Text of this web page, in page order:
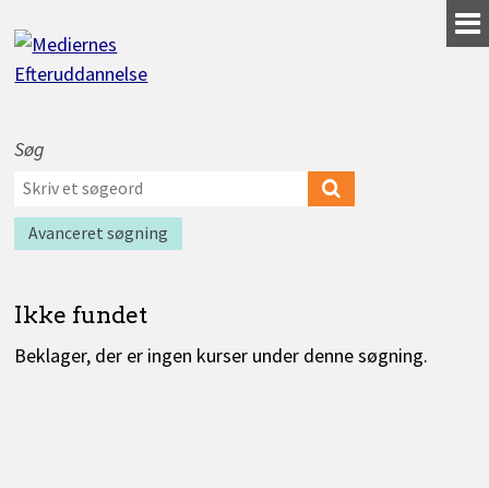
til
indhold
Søg
efter
kurser
Værktøjer
til
Søg
Søg
kurser
Avanceret søgning
Ikke fundet
Beklager, der er ingen kurser under denne søgning.